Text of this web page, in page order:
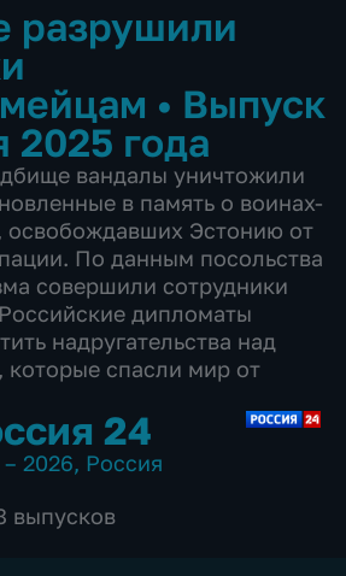
разрушили
• Выпуск
2025 года
вандалы уничтожили
в память о воинах-
освобождавших Эстонию от
По данным посольства
совершили сотрудники
дипломаты
надругательства над
спасли мир от
24
– 2026, Россия
выпусков